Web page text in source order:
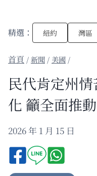
精選： 紐約 灣區
/新聞 / 美國 /
民代肯定州
化 籲全面推
2026 年 1 月 15 日